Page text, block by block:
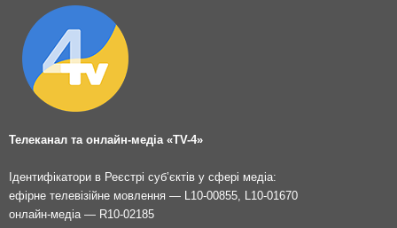
Телеканал та онлайн-медіа «TV-4»
Ідентифікатори в Реєстрі суб’єктів у сфері медіа:
ефірне телевізійне мовлення — L10-00855, L10-01670
онлайн-медіа — R10-02185